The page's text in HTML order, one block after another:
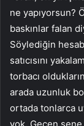
ne yapıyorsun?
baskınlar falan
Söylediğin
satıcısını
torbacı
arada uzunluk
ortada tonlarca